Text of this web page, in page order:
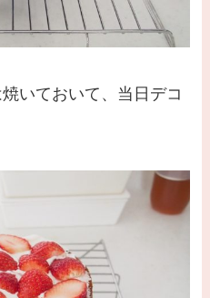
いておいて、当日デコ